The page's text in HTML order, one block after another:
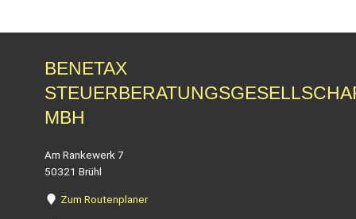
BENETAX
MBH
Am Rankewerk 7
50321 Brühl
Zum Routenplaner